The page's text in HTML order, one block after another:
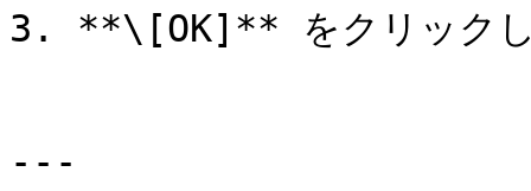
3. **\[OK]** をクリック
---